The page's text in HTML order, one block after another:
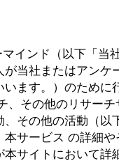
インド（以下「当
が当社またはアンケ
ます。）のために
、その他のリサー
その他の活動（以
本サービス の詳細
サイトにおいて詳